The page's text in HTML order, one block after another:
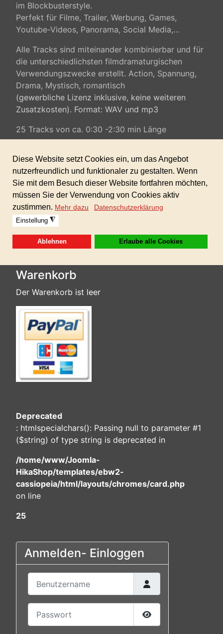
im Blockbusterstyle.
Perfekt für Filme, Trailer, Werbung, Games,
Youtube-Videos, Panorama, Social Media,…
Alle Tracks sind miteinander kombinierbar und für
die unterschiedlichsten filmdramaturgischen
Verwendungszwecke erstellt. Action, Spannung,
Drama, Mystisch, romantisch
(gewerbliche Lizenz inklusive, keine weiteren
Zusatzkosten). Format: WAV und mp3
25 Tracks von ca. 0:30 -2:30 min Länge
Sofortdownload nach erhaltener Zahlung!
Dieses Produkt ist in der GIGAFLATRATE 2
Warenkorb
Der Warenkorb ist leer
Deprecated
: htmlspecialchars(): Passing null to parameter #1
($string) of type string is deprecated in
/home/www/Joomla-
HikaShop/templates/ebw2-
cassiopeia/html/layouts/chromes/card.php
on line
25
Anmelden- Einloggen
Passwort anzeigen